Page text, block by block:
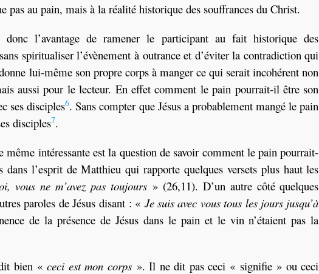
pas au pain, mais à la réalité historique des souffrances du Christ.
donc l’avantage de ramener le participant au fait historique des
spiritualiser l’évènement à outrance et d’éviter la contradiction qui
lui-même son propre corps à manger ce qui serait incohérent non
aussi pour le lecteur. En effet comment le pain pourrait-il être son
ses disciples6. Sans compter que Jésus a probablement mangé le pain
disciples7.
intéressante est la question de savoir comment le pain pourrait-
l’esprit de Matthieu qui rapporte quelques versets plus haut les
vous ne m’avez pas toujours» (26,11). D’un autre côté quelques
paroles de Jésus disant : « Je suis avec vous tous les jours jusqu’à
de la présence de Jésus dans le pain et le vin n’étaient pas la
dit bien «ceci est mon corps ». Il ne dit pas ceci « signifie » ou ceci